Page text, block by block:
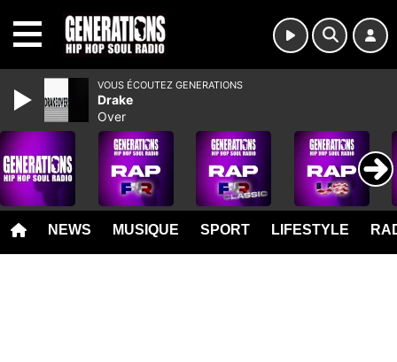
NEWS MUSIQUE SPORT LIFESTYLE
VOUS ÉCOUTEZ GENERATIONS
Drake
Over